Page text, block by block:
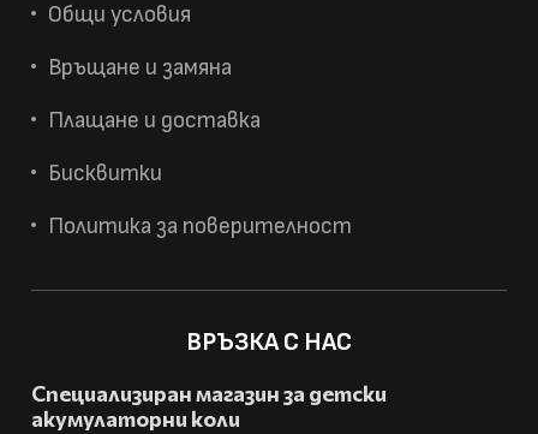
Общи условия
Връщане и замяна
Плащане и доставка
Бисквитки
Политика за поверителност
ВРЪЗКА С НАС
Специализиран магазин за детски
акумулаторни коли